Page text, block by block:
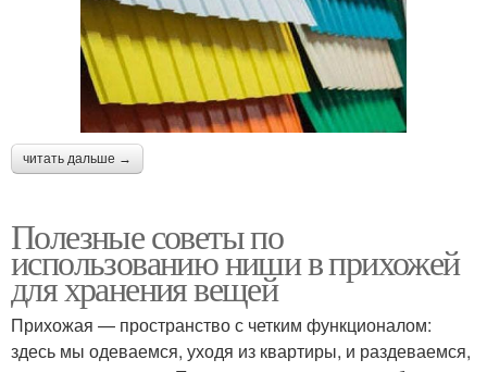
читать дальше →
Полезные советы по
использованию ниши в прихожей
для хранения вещей
Прихожая — пространство с четким функционалом:
здесь мы одеваемся, уходя из квартиры, и раздеваемся,